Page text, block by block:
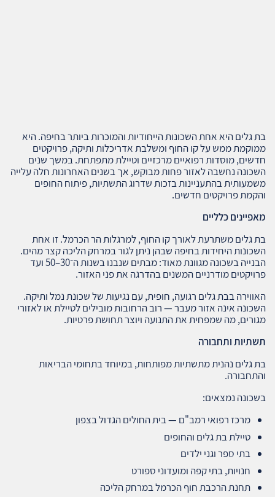
בת גלים היא אחת השכונות הייחודיות והמוכרות ביותר בחיפה. היא
ממוקמת ממש על קו החוף ומשלבת אדריכלות ותיקה, פרויקטים
חדשים, מוסדות רפואיים מרכזיים וטיילת מתפתחת. במשך שנים
השכונה נחשבה לאזור פחות מבוקש, אך בשנים האחרונות חלה עלייה
משמעותית בהתעניינות בזכות שדרוג התשתיות, פיתוח החופים
והקמת פרויקטים חדשים.
מאפיינים כלליים
בת גלים משתרעת לאורך קו החוף, למרגלות הר הכרמל. זו אחת
השכונות היחידות בחיפה שבהן ניתן לגור במרחק הליכה קצר מהים.
הבנייה בשכונה מגוונת מאוד: מבתים שנבנו בשנות ה־30–50 ועד
פרויקטים מודרניים המשנים בהדרגה את פני האזור.
האווירה בבת גלים רגועה, חופית, עם נגיעות של שכונת נמל ותיקה.
השכונה אינה אזור מעבר — רוב הרחובות מובילים לטיילת או לאזורי
מגורים, מה שמפחית את התנועה ויוצר תחושת פרטיות.
תשתיות ותחבורה
בת גלים נהנית מתשתיות מפותחות, במיוחד בתחומי הבריאות
והתחבורה.
בשכונה נמצאים:
מרכז רפואי רמב"ם — בית החולים הגדול בצפון
טיילת בת גלים והחופים
בתי ספר וגני ילדים
חנויות, בתי קפה ומועדוני ספורט
תחנת הרכבת חוף הכרמל במרחק הליכה